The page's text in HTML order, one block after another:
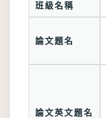
班級名稱
論文題名
論文英文題名